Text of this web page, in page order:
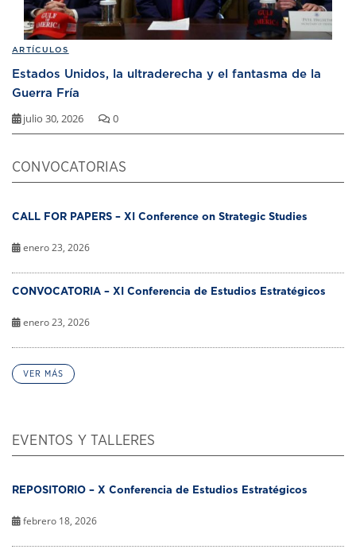
ARTÍCULOS
Estados Unidos, la ultraderecha y el fantasma de la
Guerra Fría
julio 30, 2026 0
CONVOCATORIAS
CALL FOR PAPERS – XI Conference on Strategic Studies
enero 23, 2026
CONVOCATORIA – XI Conferencia de Estudios Estratégicos
enero 23, 2026
VER MÁS
EVENTOS Y TALLERES
REPOSITORIO – X Conferencia de Estudios Estratégicos
febrero 18, 2026